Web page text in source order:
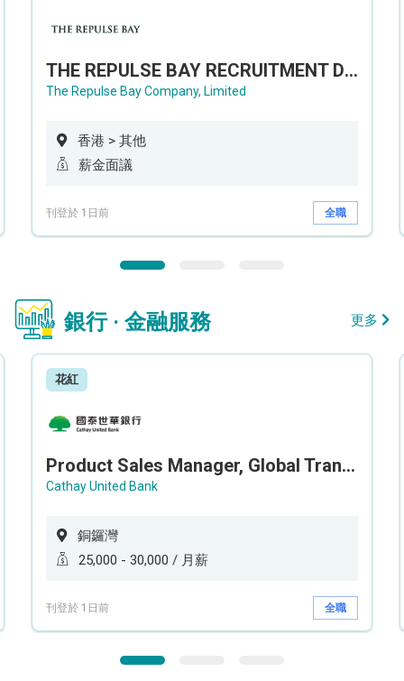
THE REPULSE BAY RECRUITMENT DAY 淺水灣影灣園人才招聘會
The Repulse Bay Company, Limited
香港 > 其他
薪金面議
刊登於 1日前 全職
銀行 · 金融服務 更多
花紅
Product Sales Manager, Global Transaction Service (GTS)
Cathay United Bank
銅鑼灣
25,000 - 30,000 / 月薪
刊登於 1日前 全職